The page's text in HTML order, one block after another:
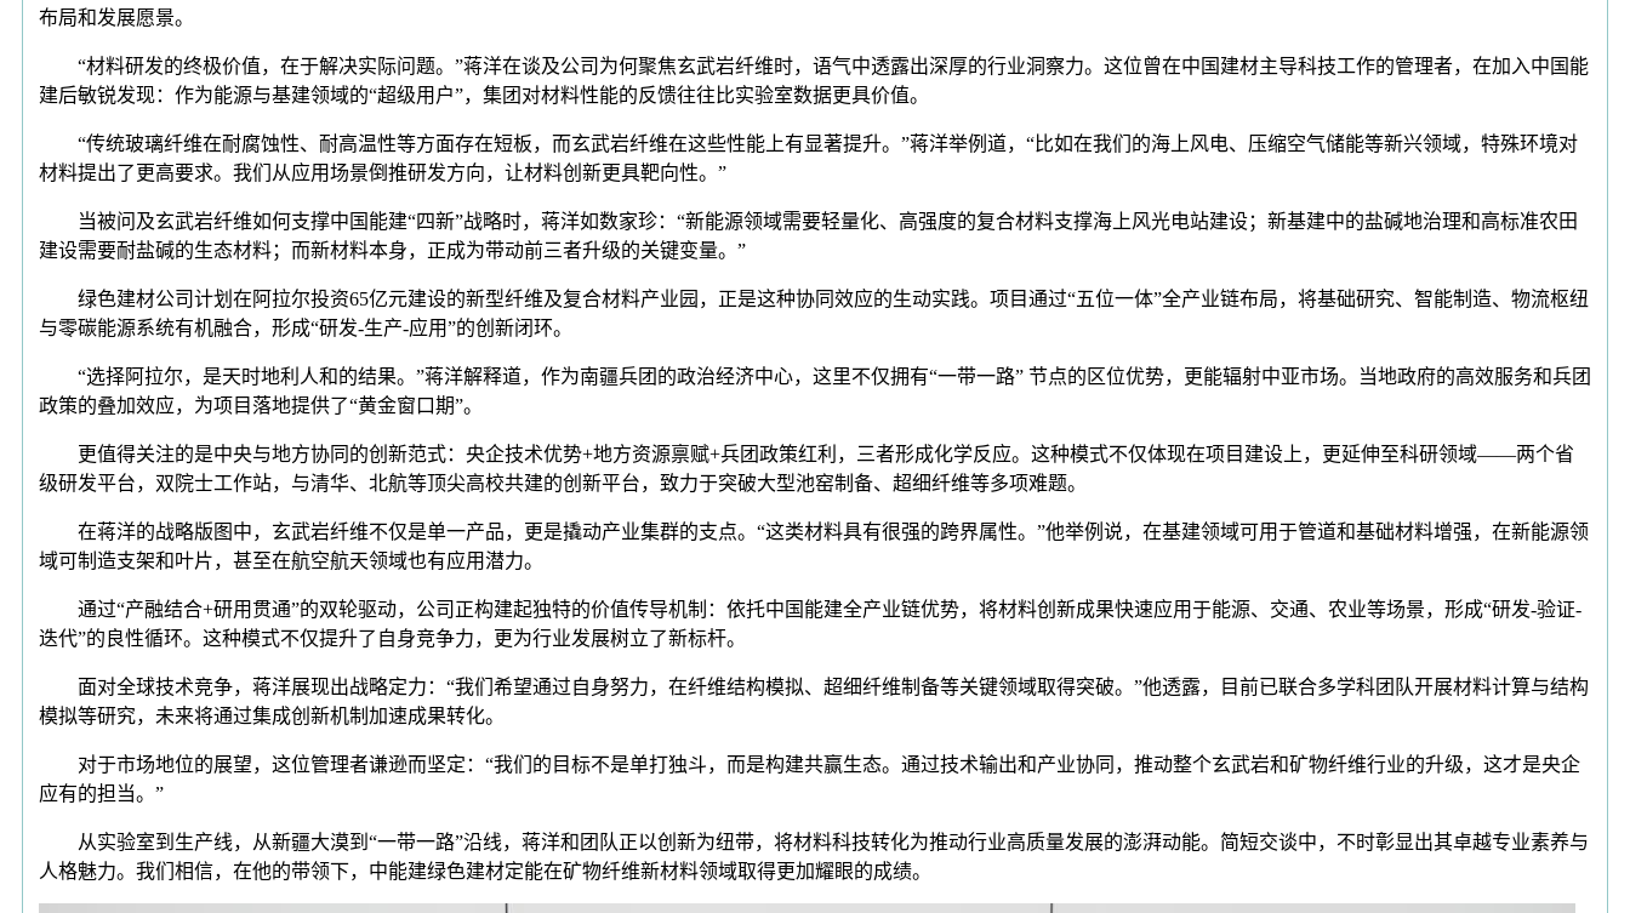
布局和发展愿景。
“材料研发的终极价值，在于解决实际问题。”蒋洋在谈及公司为何聚焦玄武岩纤维时，语气中透露出深厚的行业洞察力。这位曾在中国建材主导科技工作的管理者，在加入中国能
建后敏锐发现：作为能源与基建领域的“超级用户”，集团对材料性能的反馈往往比实验室数据更具价值。
“传统玻璃纤维在耐腐蚀性、耐高温性等方面存在短板，而玄武岩纤维在这些性能上有显著提升。”蒋洋举例道，“比如在我们的海上风电、压缩空气储能等新兴领域，特殊环境对
材料提出了更高要求。我们从应用场景倒推研发方向，让材料创新更具靶向性。”
当被问及玄武岩纤维如何支撑中国能建“四新”战略时，蒋洋如数家珍：“新能源领域需要轻量化、高强度的复合材料支撑海上风光电站建设；新基建中的盐碱地治理和高标准农田
建设需要耐盐碱的生态材料；而新材料本身，正成为带动前三者升级的关键变量。”
绿色建材公司计划在阿拉尔投资65亿元建设的新型纤维及复合材料产业园，正是这种协同效应的生动实践。项目通过“五位一体”全产业链布局，将基础研究、智能制造、物流枢纽
与零碳能源系统有机融合，形成“研发-生产-应用”的创新闭环。
“选择阿拉尔，是天时地利人和的结果。”蒋洋解释道，作为南疆兵团的政治经济中心，这里不仅拥有“一带一路” 节点的区位优势，更能辐射中亚市场。当地政府的高效服务和兵团
政策的叠加效应，为项目落地提供了“黄金窗口期”。
更值得关注的是中央与地方协同的创新范式：央企技术优势+地方资源禀赋+兵团政策红利，三者形成化学反应。这种模式不仅体现在项目建设上，更延伸至科研领域——两个省
级研发平台，双院士工作站，与清华、北航等顶尖高校共建的创新平台，致力于突破大型池窑制备、超细纤维等多项难题。
在蒋洋的战略版图中，玄武岩纤维不仅是单一产品，更是撬动产业集群的支点。“这类材料具有很强的跨界属性。”他举例说，在基建领域可用于管道和基础材料增强，在新能源领
域可制造支架和叶片，甚至在航空航天领域也有应用潜力。
通过“产融结合+研用贯通”的双轮驱动，公司正构建起独特的价值传导机制：依托中国能建全产业链优势，将材料创新成果快速应用于能源、交通、农业等场景，形成“研发-验证-
迭代”的良性循环。这种模式不仅提升了自身竞争力，更为行业发展树立了新标杆。
面对全球技术竞争，蒋洋展现出战略定力：“我们希望通过自身努力，在纤维结构模拟、超细纤维制备等关键领域取得突破。”他透露，目前已联合多学科团队开展材料计算与结构
模拟等研究，未来将通过集成创新机制加速成果转化。
对于市场地位的展望，这位管理者谦逊而坚定：“我们的目标不是单打独斗，而是构建共赢生态。通过技术输出和产业协同，推动整个玄武岩和矿物纤维行业的升级，这才是央企
应有的担当。”
从实验室到生产线，从新疆大漠到“一带一路”沿线，蒋洋和团队正以创新为纽带，将材料科技转化为推动行业高质量发展的澎湃动能。简短交谈中，不时彰显出其卓越专业素养与
人格魅力。我们相信，在他的带领下，中能建绿色建材定能在矿物纤维新材料领域取得更加耀眼的成绩。